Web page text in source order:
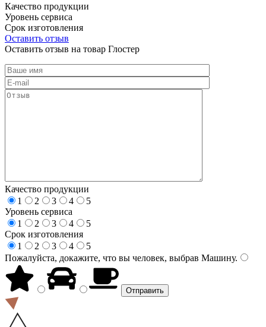
Качество продукции
Уровень сервиса
Срок изготовления
Оставить отзыв
Оставить отзыв на товар Глостер
Качество продукции
1
2 3 4
5
Уровень сервиса
1
2 3 4
5
Срок изготовления
1
2 3 4
5
Пожалуйста, докажите, что вы человек, выбрав Машину.